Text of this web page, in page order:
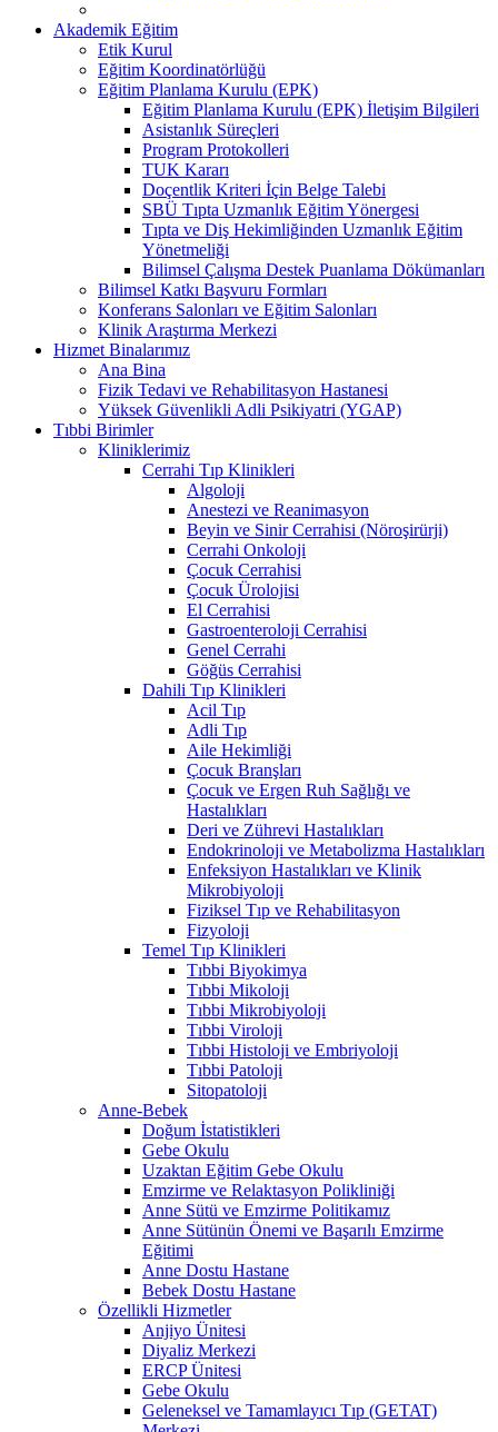
Akademik Eğitim
Etik Kurul
Eğitim Koordinatörlüğü
Eğitim Planlama Kurulu (EPK)
Eğitim Planlama Kurulu (EPK) İletişim Bilgileri
Asistanlık Süreçleri
Program Protokolleri
TUK Kararı
Doçentlik Kriteri İçin Belge Talebi
SBÜ Tıpta Uzmanlık Eğitim Yönergesi
Tıpta ve Diş Hekimliğinden Uzmanlık Eğitim
Yönetmeliği
Bilimsel Çalışma Destek Puanlama Dökümanları
Bilimsel Katkı Başvuru Formları
Konferans Salonları ve Eğitim Salonları
Klinik Araştırma Merkezi
Hizmet Binalarımız
Ana Bina
Fizik Tedavi ve Rehabilitasyon Hastanesi
Yüksek Güvenlikli Adli Psikiyatri (YGAP)
Tıbbi Birimler
Kliniklerimiz
Cerrahi Tıp Klinikleri
Algoloji
Anestezi ve Reanimasyon
Beyin ve Sinir Cerrahisi (Nöroşirürji)
Cerrahi Onkoloji
Çocuk Cerrahisi
Çocuk Ürolojisi
El Cerrahisi
Gastroenteroloji Cerrahisi
Genel Cerrahi
Göğüs Cerrahisi
Dahili Tıp Klinikleri
Acil Tıp
Adli Tıp
Aile Hekimliği
Çocuk Branşları
Çocuk ve Ergen Ruh Sağlığı ve
Hastalıkları
Deri ve Zührevi Hastalıkları
Endokrinoloji ve Metabolizma Hastalıkları
Enfeksiyon Hastalıkları ve Klinik
Mikrobiyoloji
Fiziksel Tıp ve Rehabilitasyon
Fizyoloji
Temel Tıp Klinikleri
Tıbbi Biyokimya
Tıbbi Mikoloji
Tıbbi Mikrobiyoloji
Tıbbi Viroloji
Tıbbi Histoloji ve Embriyoloji
Tıbbi Patoloji
Sitopatoloji
Anne-Bebek
Doğum İstatistikleri
Gebe Okulu
Uzaktan Eğitim Gebe Okulu
Emzirme ve Relaktasyon Polikliniği
Anne Sütü ve Emzirme Politikamız
Anne Sütünün Önemi ve Başarılı Emzirme
Eğitimi
Anne Dostu Hastane
Bebek Dostu Hastane
Özellikli Hizmetler
Anjiyo Ünitesi
Diyaliz Merkezi
ERCP Ünitesi
Gebe Okulu
Geleneksel ve Tamamlayıcı Tıp (GETAT)